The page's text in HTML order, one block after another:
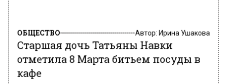
ОБЩЕСТВО Автор:Ирина Ушакова
Старшая дочь Татьяны Навки
отметила 8 Марта битьем посуды в
кафе